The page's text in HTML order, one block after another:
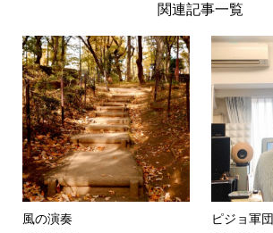
関連記事一覧
風の演奏 ピジョ軍団